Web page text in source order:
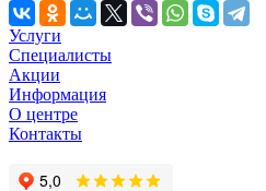
Услуги
Специалисты
Акции
Информация
О центре
Контакты